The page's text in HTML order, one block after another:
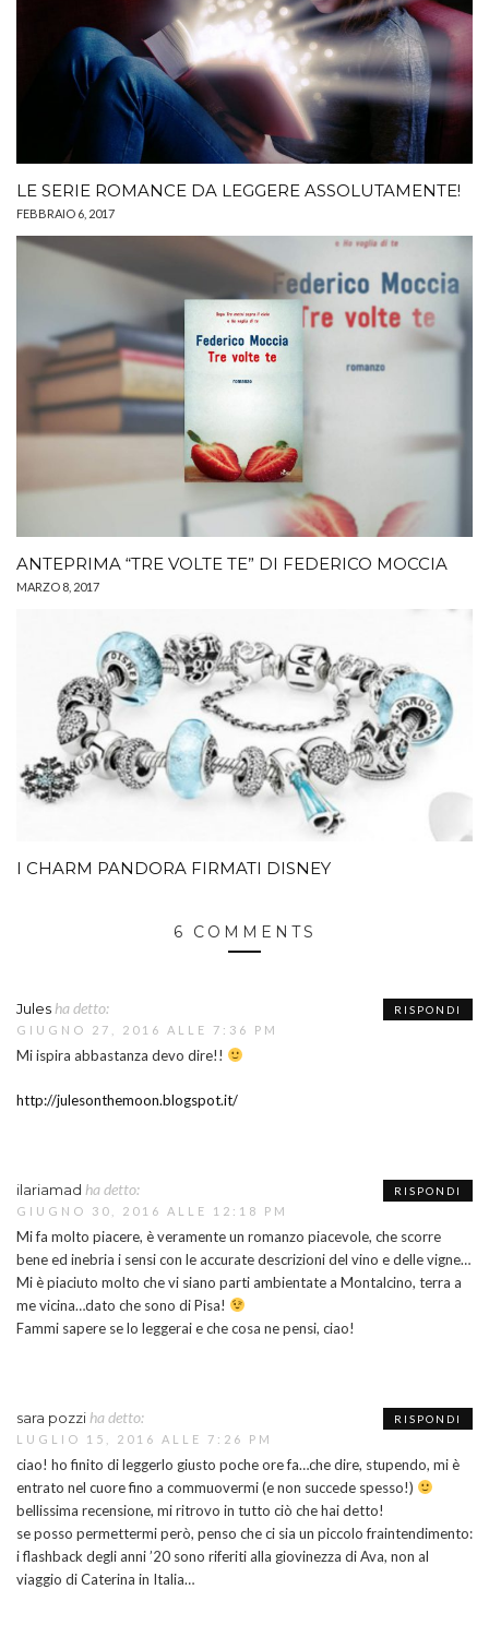
LE SERIE ROMANCE DA LEGGERE ASSOLUTAMENTE!
FEBBRAIO 6, 2017
ANTEPRIMA “TRE VOLTE TE” DI FEDERICO MOCCIA
MARZO 8, 2017
I CHARM PANDORA FIRMATI DISNEY
6 COMMENTS
Jules ha detto:
GIUGNO 27, 2016 ALLE 7:36 PM
Mi ispira abbastanza devo dire!!
http://julesonthemoon.blogspot.it/
RISPONDI
ilariamad ha detto:
GIUGNO 30, 2016 ALLE 12:18 PM
Mi fa molto piacere, è veramente un romanzo piacevole, che scorre
bene ed inebria i sensi con le accurate descrizioni del vino e delle vigne…
Mi è piaciuto molto che vi siano parti ambientate a Montalcino, terra a
me vicina…dato che sono di Pisa!
Fammi sapere se lo leggerai e che cosa ne pensi, ciao!
RISPONDI
sara pozzi ha detto:
LUGLIO 15, 2016 ALLE 7:26 PM
ciao! ho finito di leggerlo giusto poche ore fa…che dire, stupendo, mi è
entrato nel cuore fino a commuovermi (e non succede spesso!)
bellissima recensione, mi ritrovo in tutto ciò che hai detto!
se posso permettermi però, penso che ci sia un piccolo fraintendimento:
i flashback degli anni ’20 sono riferiti alla giovinezza di Ava, non al
viaggio di Caterina in Italia…
RISPONDI